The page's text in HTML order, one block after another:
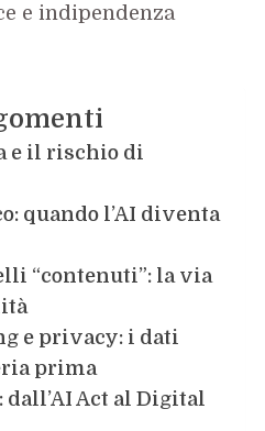
e indipendenza
e il rischio di
quando l’AI diventa
“contenuti”: la via
e privacy: i dati
prima
Act al Digital